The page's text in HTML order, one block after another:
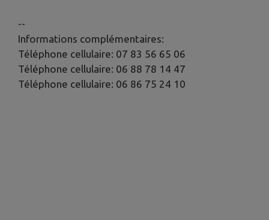
--
Informations complémentaires:
Téléphone cellulaire: 07 83 56 65 06
Téléphone cellulaire: 06 88 78 14 47
Téléphone cellulaire: 06 86 75 24 10